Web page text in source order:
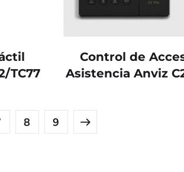
TC77
Control de
Asistencia Anviz
8 9